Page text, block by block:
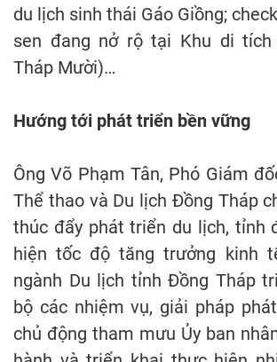
du lịch sinh thái Gáo Giồng;
sen đang nở rộ tại Khu di tích
Tháp Mười)…
Hướng tới phát triển bền vững
Ông Võ Phạm Tân, Phó Giám
Thể thao và Du lịch Đồng Tháp
thúc đẩy phát triển du lịch, tỉnh
hiện tốc độ tăng trưởng kinh
ngành Du lịch tỉnh Đồng Tháp
bộ các nhiệm vụ, giải pháp
chủ động tham mưu Ủy ban